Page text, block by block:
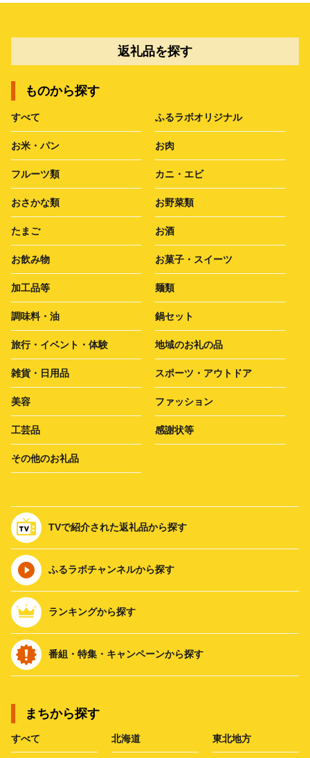
返礼品を探す
ものから探す
すべて ふるラボオリジナル
お米・パン お肉
フルーツ類 カニ・エビ
おさかな類 お野菜類
たまご お酒
お飲み物 お菓子・スイーツ
加工品等 麺類
調味料・油 鍋セット
旅行・イベント・体験 地域のお礼の品
雑貨・日用品 スポーツ・アウトドア
美容 ファッション
工芸品 感謝状等
その他のお礼品
TVで紹介された返礼品から探す
ふるラボチャンネルから探す
ランキングから探す
番組・特集・キャンペーンから探す
まちから探す
すべて 北海道 東北地方